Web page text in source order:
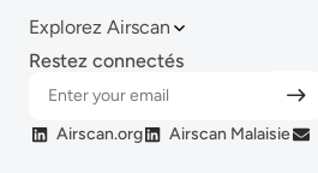
Explorez Airscan
Restez connectés
Airscan.org Airscan Malaisie